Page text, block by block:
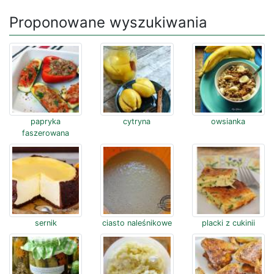
Proponowane wyszukiwania
papryka
faszerowana
cytryna owsianka
sernik ciasto naleśnikowe placki z cukinii